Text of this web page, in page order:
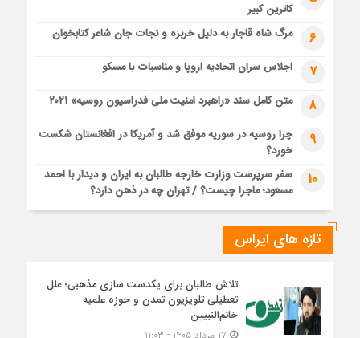
کاترین کبیر
6 مرگ شاه قاجار به دلیل خربزه و نجات جان شاعر کتابخوان
7 اجلاس سران اتحادیه اروپا و مناسبات با مسکو
8 متن کامل سند «راهبرد امنیت ملی فدراسیون روسیه» ۲۰۲۱
9
چرا روسیه در سوریه موفق شد و آمریکا در افغانستان شکست
خورد؟
10
سفر سرپرست وزارت خارجه طالبان به ایران و دیدار با احمد
مسعود؛ ماجرا چیست؟ / تهران چه در ذهن دارد؟
تازه های ایراس
تلاش طالبان برای یکدست سازی مذهبی؛ علل
تعطیلی تلویزیون تمدن و حوزه علمیه
خاتم‌النبیین